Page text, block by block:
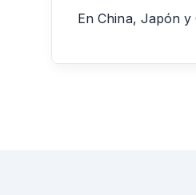
En China, Japón